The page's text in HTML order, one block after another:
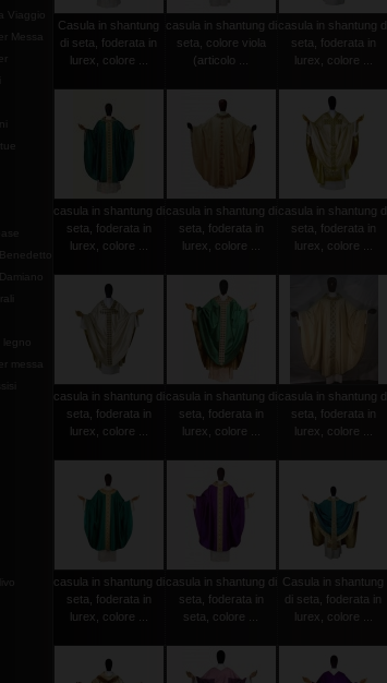
Viaggio
Messa
messa
Casula in shantung
di seta, foderata in
lurex, colore ...
casula in shantung di
seta, colore viola
(articolo ...
casula in shantung di
seta, foderata in
lurex, colore ...
casula in shantung di
seta, foderata in
lurex, colore ...
casula in shantung di
seta, foderata in
lurex, colore ...
casula in shantung di
seta, foderata in
lurex, colore ...
casula in shantung di
seta, foderata in
lurex, colore ...
casula in shantung di
seta, foderata in
lurex, colore ...
casula in shantung di
seta, foderata in
lurex, colore ...
casula in shantung di
seta, foderata in
lurex, colore ...
casula in shantung di
seta, foderata in
seta, colore ...
Casula in shantung
di seta, foderata in
lurex, colore ...